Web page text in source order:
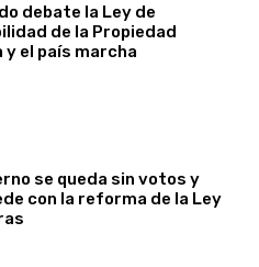
debate la Ley de
de la Propiedad
y el país marcha
se queda sin votos y
con la reforma de la Ley